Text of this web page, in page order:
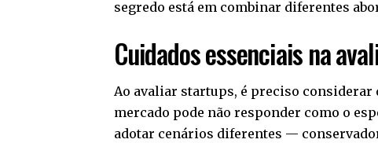
segredo está em combinar diferentes
Cuidados essenciais na
Ao avaliar startups, é preciso considerar
mercado pode não responder como o
adotar cenários diferentes —